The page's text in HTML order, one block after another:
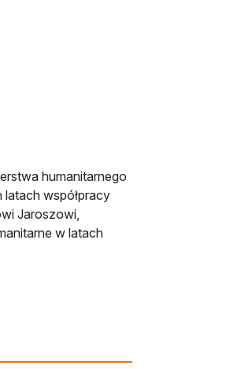
humanitarnego
współpracy
Jaroszowi,
w latach